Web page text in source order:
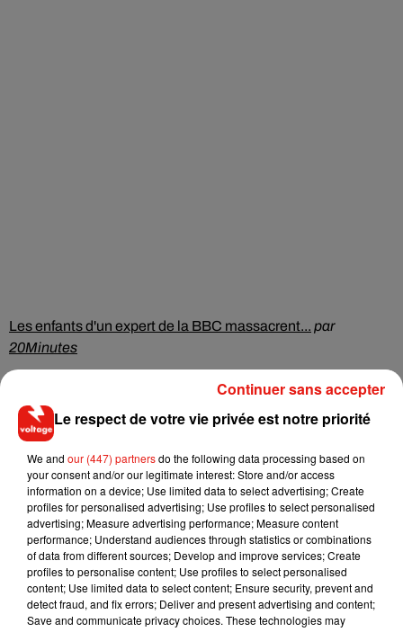
Les enfants d'un expert de la BBC massacrent... par
20Minutes
Musique
7 août 2026
RÜFÜS DU SOL annonce un nouvel
album après sa tournée mondiale
Angèle et Amélie Lens dévoilent leur
Le respect de votre vie privée est notre priorité
We and our (447) partnersdo the following data processing based on
your consent and/or our legitimate interest: Store and/or access
information on a device; Use limited data to select advertising; Create
profiles for personalised advertising; Use profiles to select personalised
advertising; Measure advertising performance; Measure content
performance; Understand audiences through statistics or combinations
of data from different sources; Develop and improve services; Create
profiles to personalise content; Use profiles to select personalised
content; Use limited data to select content; Ensure security, prevent and
detect fraud, and fix errors; Deliver and present advertising and content;
Save and communicate privacy choices. These technologies may
Continuer sans accepter